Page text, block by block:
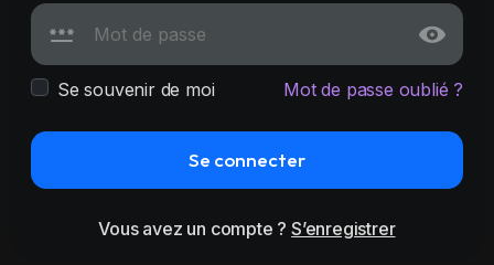
Se souvenir de moi Mot de passe oublié ?
Se connecter
Vous avez un compte ?S’enregistrer